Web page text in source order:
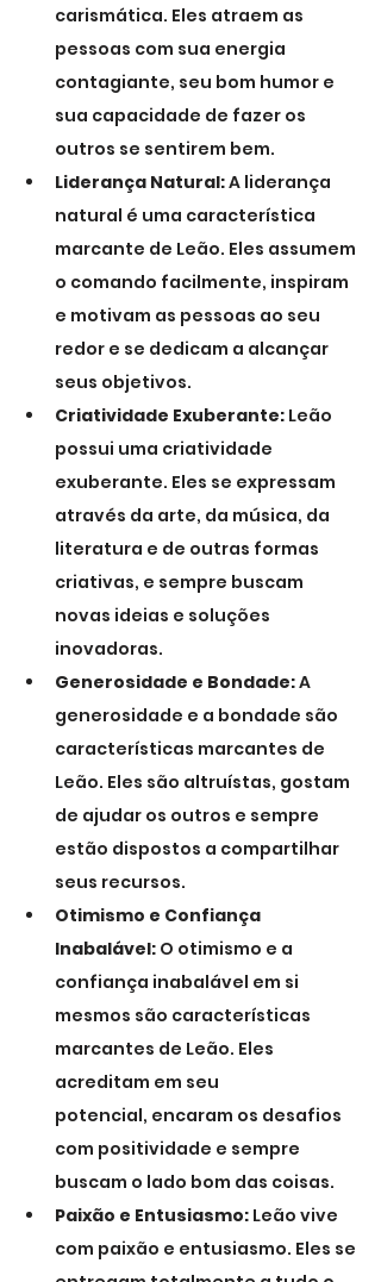
carismática. Eles atraem as
pessoas com sua energia
contagiante, seu bom humor e
sua capacidade de fazer os
outros se sentirem bem.
Liderança Natural: A liderança
natural é uma característica
marcante de Leão. Eles assumem
o comando facilmente, inspiram
e motivam as pessoas ao seu
redor e se dedicam a alcançar
seus objetivos.
Criatividade Exuberante: Leão
possui uma criatividade
exuberante. Eles se expressam
através da arte, da música, da
literatura e de outras formas
criativas, e sempre buscam
novas ideias e soluções
inovadoras.
Generosidade e Bondade: A
generosidade e a bondade são
características marcantes de
Leão. Eles são altruístas, gostam
de ajudar os outros e sempre
estão dispostos a compartilhar
seus recursos.
Otimismo e Confiança
Inabalável: O otimismo e a
confiança inabalável em si
mesmos são características
marcantes de Leão. Eles
acreditam em seu
potencial, encaram os desafios
com positividade e sempre
buscam o lado bom das coisas.
Paixão e Entusiasmo: Leão vive
com paixão e entusiasmo. Eles se